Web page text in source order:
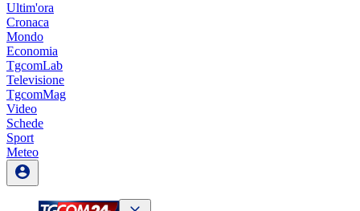
Ultim'ora
Cronaca
Mondo
Economia
TgcomLab
Televisione
TgcomMag
Video
Schede
Sport
Meteo